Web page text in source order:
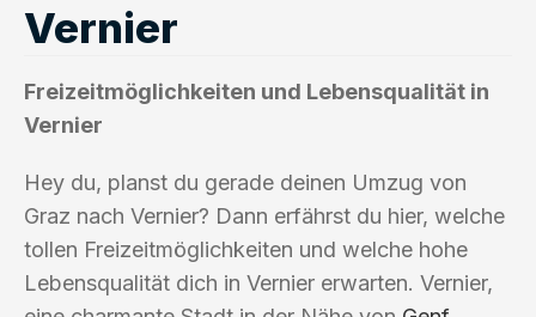
Vernier
Freizeitmöglichkeiten und Lebensqualität in
Vernier
Hey du, planst du gerade deinen Umzug von
Graz nach Vernier? Dann erfährst du hier, welche
tollen Freizeitmöglichkeiten und welche hohe
Lebensqualität dich in Vernier erwarten. Vernier,